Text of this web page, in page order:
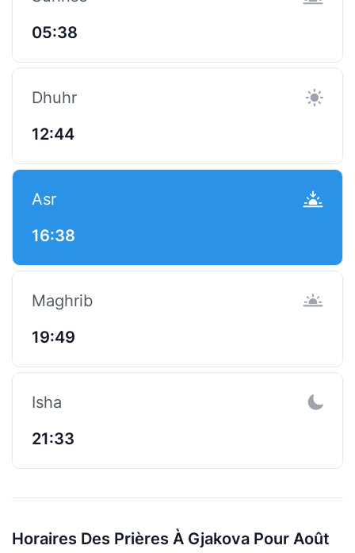
05:38
Dhuhr
12:44
Asr
16:38
Maghrib
19:49
Isha
21:33
Horaires Des Prières À Gjakova Pour Août